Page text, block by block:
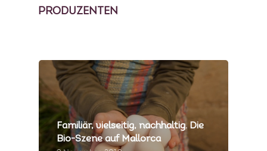
PRODUZENTEN
Familiär, vielseitig, nachhaltig. Die
Bio-Szene auf Mallorca
PRESSE & MEDIEN
PRODUZENTEN
MENÜBEISPIELE
FOTOGALERIE